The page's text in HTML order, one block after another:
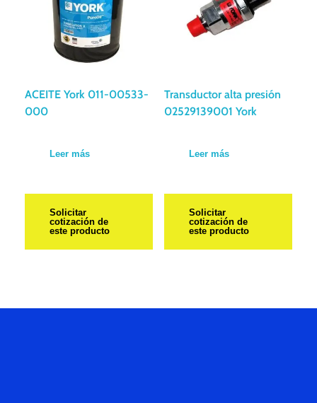
ACEITE York 011-00533-
000
Leer más
Solicitar
cotización de
este producto
Transductor alta presión
02529139001 York
Leer más
Solicitar
cotización de
este producto